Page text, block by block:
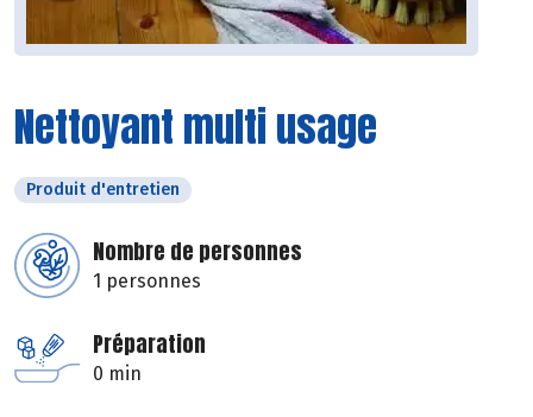
Nettoyant multi usage
Produit d'entretien
Nombre de personnes
1 personnes
Préparation
0 min